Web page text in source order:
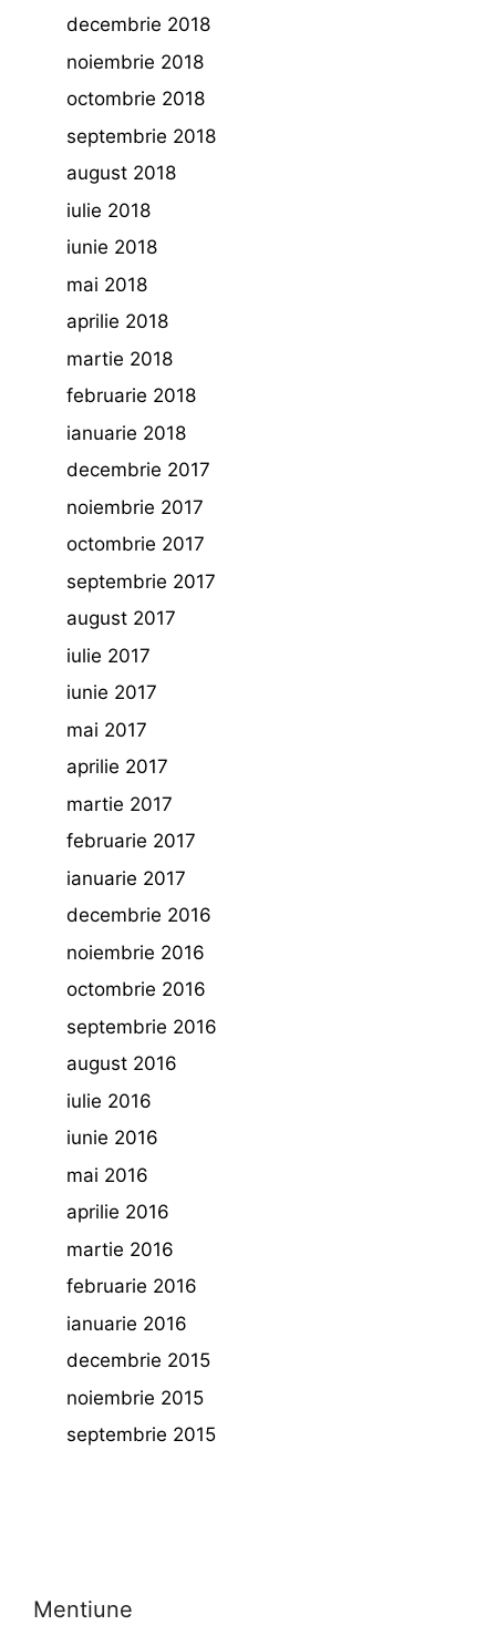
decembrie 2018
noiembrie 2018
octombrie 2018
septembrie 2018
august 2018
iulie 2018
iunie 2018
mai 2018
aprilie 2018
martie 2018
februarie 2018
ianuarie 2018
decembrie 2017
noiembrie 2017
octombrie 2017
septembrie 2017
august 2017
iulie 2017
iunie 2017
mai 2017
aprilie 2017
martie 2017
februarie 2017
ianuarie 2017
decembrie 2016
noiembrie 2016
octombrie 2016
septembrie 2016
august 2016
iulie 2016
iunie 2016
mai 2016
aprilie 2016
martie 2016
februarie 2016
ianuarie 2016
decembrie 2015
noiembrie 2015
septembrie 2015
Mentiune